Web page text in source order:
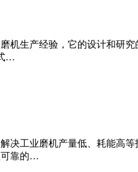
机生产经验，它的设计和研
…
决工业磨机产量低、耗能高
可靠的…